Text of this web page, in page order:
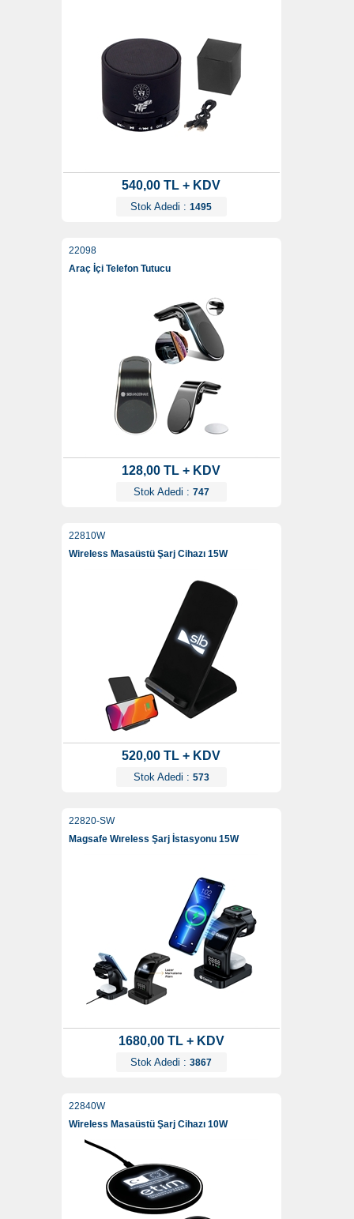
540,00 TL + KDV
Stok Adedi : 1495
22098
Araç İçi Telefon Tutucu
128,00 TL + KDV
Stok Adedi : 747
22810W
Wireless Masaüstü Şarj Cihazı 15W
520,00 TL + KDV
Stok Adedi : 573
22820-SW
Magsafe Wıreless Şarj İstasyonu 15W
1680,00 TL + KDV
Stok Adedi : 3867
22840W
Wireless Masaüstü Şarj Cihazı 10W